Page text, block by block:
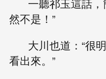
然不是！”
大川也道：“很
看出來。”